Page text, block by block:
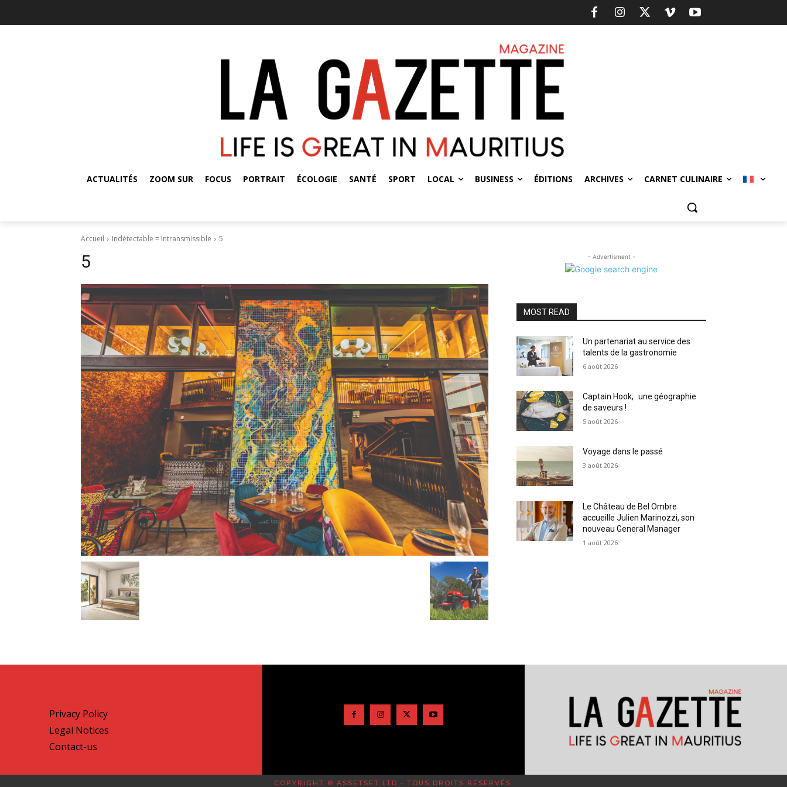
ACTUALITÉS ZOOM SUR FOCUS PORTRAIT ÉCOLOGIE SANTÉ SPORT LOCAL BUSINESS ÉDITIONS ARCHIVES CARNET CULINAIRE
Accueil Indétectable = Intransmissible 5
5 - Advertisment -
MOST READ
Un partenariat au service des
talents de la gastronomie
6 août 2026
Captain Hook, une géographie
de saveurs !
5 août 2026
Voyage dans le passé
3 août 2026
Le Château de Bel Ombre
accueille Julien Marinozzi, son
nouveau General Manager
1 août 2026
Privacy Policy
Legal Notices
Contact-us
COPYRIGHT © ASSETSET LTD - TOUS DROITS RÉSERVÉS.